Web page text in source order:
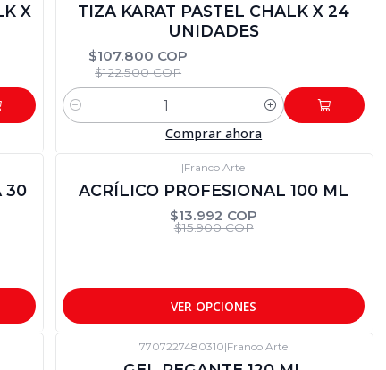
X
TIZA KARAT PASTEL CHALK X 24
UNIDADES
$107.800 COP
$122.500 COP
Cantidad
Comprar ahora
30
DTO
|Franco Arte
ACRÍLICO PROFESIONAL 100 ML
$13.992 COP
$15.900 COP
VER OPCIONES
7707227480310|Franco Arte